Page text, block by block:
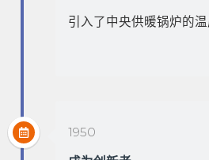
引入了中央供暖锅炉的温
1950